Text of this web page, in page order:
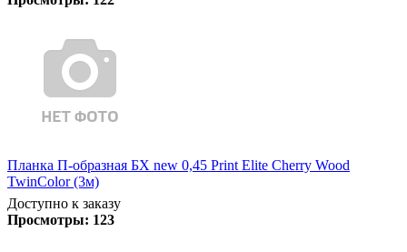
Планка П-образная БХ new 0,45 Print Elite Cherry Wood
TwinColor (3м)
Доступно к заказу
Просмотры: 123